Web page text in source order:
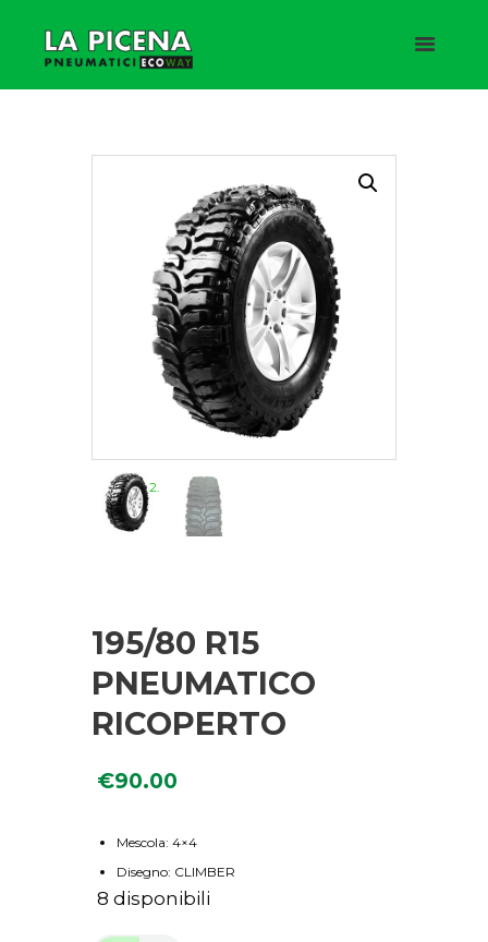
195/80 R15
PNEUMATICO
RICOPERTO
€90.00
Mescola: 4×4
Disegno: CLIMBER
8 disponibili